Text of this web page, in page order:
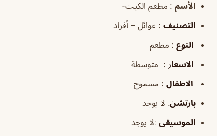
الأسم : مطعم الكيت-
التصنيف : عوائل – أفراد
النوع : مطعم
الاسعار : متوسطة
الاطفال : مسموح
بارتشن: لا يوجد
الموسيقى :لا يوجد